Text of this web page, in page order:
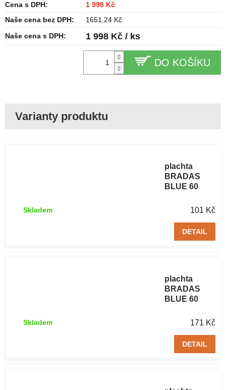
DO KOŠÍKU
Cena s DPH:
1 998 Kč
Naše cena bez DPH:
1651,24 Kč
Naše cena s DPH:
1 998 Kč / ks
plachta
BRADAS
BLUE 60
101 Kč
Skladem
DETAIL
plachta
BRADAS
BLUE 60
171 Kč
Skladem
DETAIL